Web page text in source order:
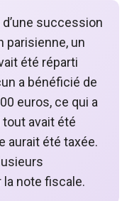
d’une succession
parisienne, un
été réparti
a bénéficié de
euros, ce qui a
tout avait été
aurait été taxée.
note fiscale.